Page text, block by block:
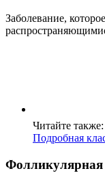
Заболевание,
Читайте также:
Подробная
Фолликулярная